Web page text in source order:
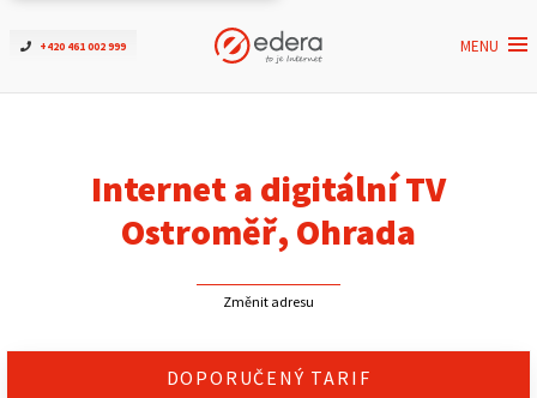
+420 461 002 999 MENU
Ověřit dostupnost
ČEZNET TV
Pro firmy
Internet a digitální TV
Ostroměř, Ohrada
Změnit adresu
DOPORUČENÝ TARIF